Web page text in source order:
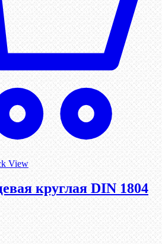
View
круглая DIN 1804